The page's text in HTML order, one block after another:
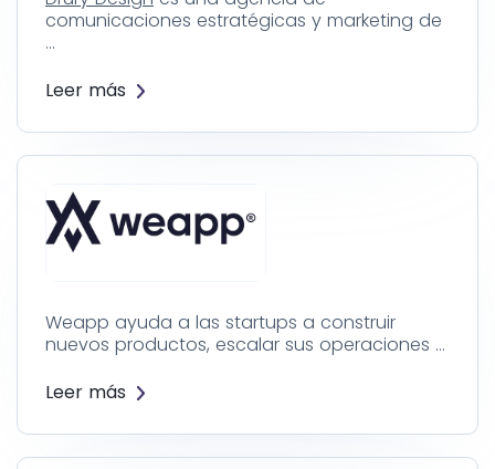
comunicaciones estratégicas y marketing de
…
Leer más
Weapp ayuda a las startups a construir
nuevos productos, escalar sus operaciones …
Leer más